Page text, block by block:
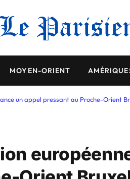
MOYEN-ORIENT
un appel pressant au Proche-Orient